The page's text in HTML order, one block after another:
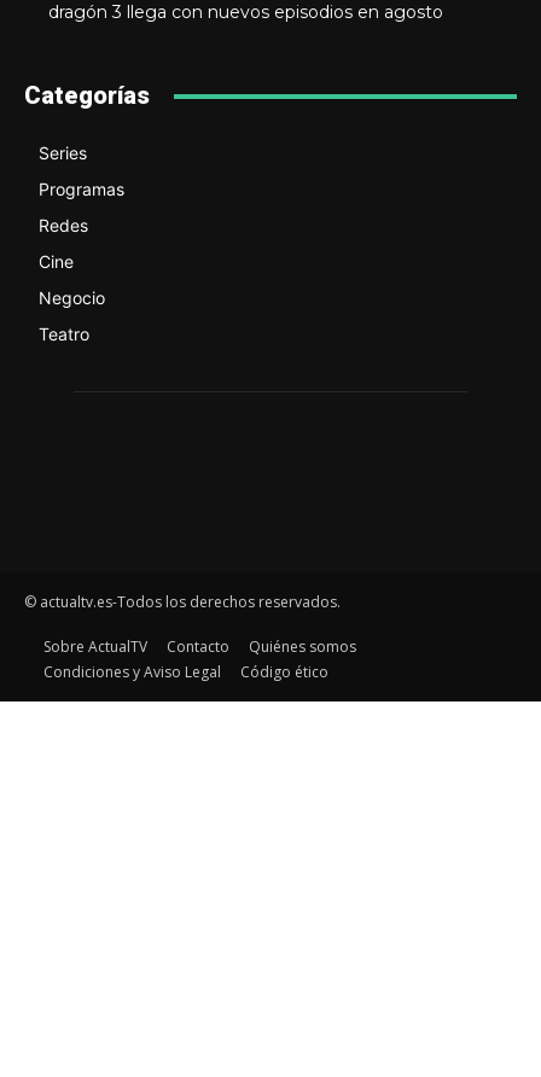
dragón 3 llega con nuevos episodios en agosto
Categorías
Series
Programas
Redes
Cine
Negocio
Teatro
© actualtv.es-Todos los derechos reservados.
Sobre ActualTV Contacto
Quiénes somos
Condiciones y Aviso Legal
Código ético